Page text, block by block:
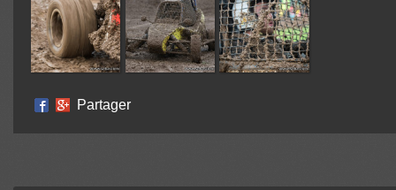
Partager